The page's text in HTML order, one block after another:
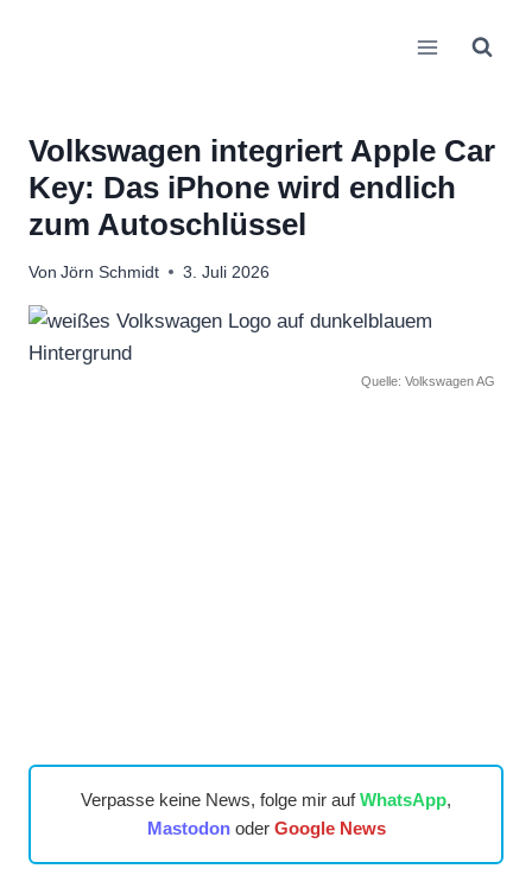
Volkswagen integriert Apple Car
Key: Das iPhone wird endlich
zum Autoschlüssel
Von Jörn Schmidt 3. Juli 2026
Quelle: Volkswagen AG
Verpasse keine News, folge mir aufWhatsApp,
Mastodonoder Google News